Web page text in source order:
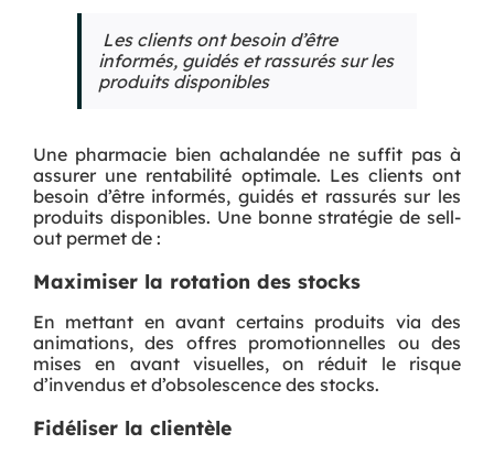
Les clients ont besoin d’être
informés, guidés et rassurés sur les
produits disponibles
Une pharmacie bien achalandée ne suffit pas à
assurer une rentabilité optimale. Les clients ont
besoin d’être informés, guidés et rassurés sur les
produits disponibles. Une bonne stratégie de sell-
out permet de :
Maximiser la rotation des stocks
En mettant en avant certains produits via des
animations, des offres promotionnelles ou des
mises en avant visuelles, on réduit le risque
d’invendus et d’obsolescence des stocks.
Fidéliser la clientèle